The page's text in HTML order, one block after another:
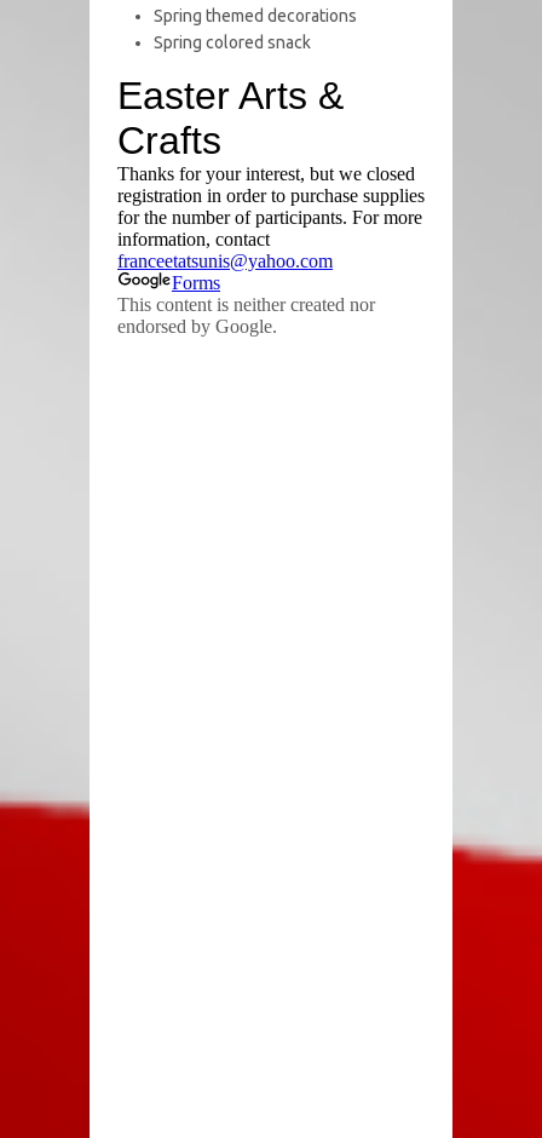
Spring themed decorations
Spring colored snack